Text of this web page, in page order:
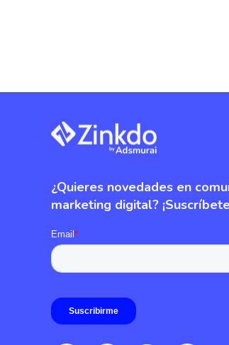
¿Quieres novedades en
marketing digital?